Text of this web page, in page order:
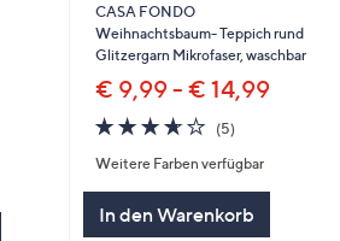
CASA FONDO
Weihnachtsbaum- Teppich rund
Glitzergarn Mikrofaser, waschbar
€ 9,99 - € 14,99
3.6
von
5
(5)5
Weitere Farben verfügbar
In den Warenkorb